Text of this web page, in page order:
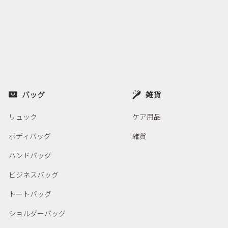
バッグ
リュック
ボディバッグ
ハンドバッグ
ビジネスバッグ
トートバッグ
ショルダーバッグ
雑貨
ケア用品
雑貨